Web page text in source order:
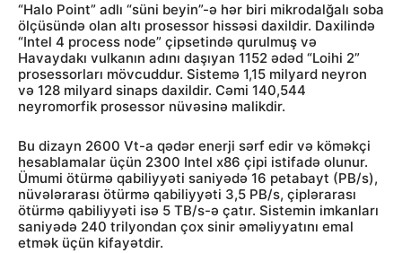
“Halo Point” adlı “süni beyin”-ə hər biri mikrodalğalı soba
ölçüsündə olan altı prosessor hissəsi daxildir. Daxilində
“Intel 4 process node” çipsetində qurulmuş və
Havaydakı vulkanın adını daşıyan 1152 ədəd “Loihi 2”
prosessorları mövcuddur. Sistemə 1,15 milyard neyron
və 128 milyard sinaps daxildir. Cəmi 140,544
neyromorfik prosessor nüvəsinə malikdir.
Bu dizayn 2600 Vt-a qədər enerji sərf edir və köməkçi
hesablamalar üçün 2300 Intel x86 çipi istifadə olunur.
Ümumi ötürmə qabiliyyəti saniyədə 16 petabayt (PB/s),
nüvələrarası ötürmə qabiliyyəti 3,5 PB/s, çiplərarası
ötürmə qabiliyyəti isə 5 TB/s-ə çatır. Sistemin imkanları
saniyədə 240 trilyondan çox sinir əməliyyatını emal
etmək üçün kifayətdir.